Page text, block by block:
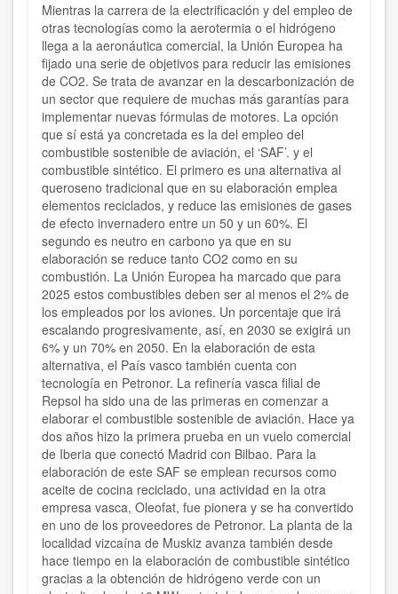
Mientras la carrera de la electrificación y del empleo de
otras tecnologías como la aerotermia o el hidrógeno
llega a la aeronáutica comercial, la Unión Europea ha
fijado una serie de objetivos para reducir las emisiones
de CO2. Se trata de avanzar en la descarbonización de
un sector que requiere de muchas más garantías para
implementar nuevas fórmulas de motores. La opción
que sí está ya concretada es la del empleo del
combustible sostenible de aviación, el ‘SAF’. y el
combustible sintético. El primero es una alternativa al
queroseno tradicional que en su elaboración emplea
elementos reciclados, y reduce las emisiones de gases
de efecto invernadero entre un 50 y un 60%. El
segundo es neutro en carbono ya que en su
elaboración se reduce tanto CO2 como en su
combustión. La Unión Europea ha marcado que para
2025 estos combustibles deben ser al menos el 2% de
los empleados por los aviones. Un porcentaje que irá
escalando progresivamente, así, en 2030 se exigirá un
6% y un 70% en 2050. En la elaboración de esta
alternativa, el País vasco también cuenta con
tecnología en Petronor. La refinería vasca filial de
Repsol ha sido una de las primeras en comenzar a
elaborar el combustible sostenible de aviación. Hace ya
dos años hizo la primera prueba en un vuelo comercial
de Iberia que conectó Madrid con Bilbao. Para la
elaboración de este SAF se emplean recursos como
aceite de cocina reciclado, una actividad en la otra
empresa vasca, Oleofat, fue pionera y se ha convertido
en uno de los proveedores de Petronor. La planta de la
localidad vizcaína de Muskiz avanza también desde
hace tiempo en la elaboración de combustible sintético
gracias a la obtención de hidrógeno verde con un